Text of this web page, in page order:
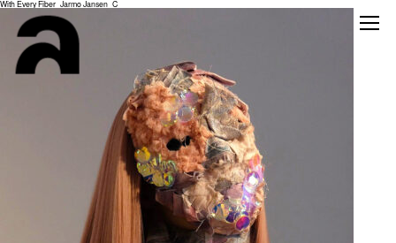
With Every Fiber_Jarmo Jansen_C